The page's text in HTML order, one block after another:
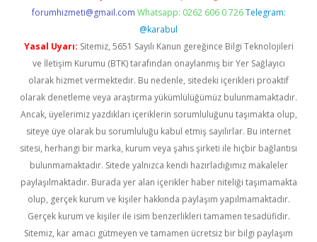
forumhizmeti@gmail.com Whatsapp: 0262 606 0 726 Telegram:
@karabul
Yasal Uyarı: Sitemiz, 5651 Sayılı Kanun gereğince Bilgi Teknolojileri
ve İletişim Kurumu (BTK) tarafından onaylanmış bir Yer Sağlayıcı
olarak hizmet vermektedir. Bu nedenle, sitedeki içerikleri proaktif
olarak denetleme veya araştırma yükümlülüğümüz bulunmamaktadır.
Ancak, üyelerimiz yazdıkları içeriklerin sorumluluğunu taşımakta olup,
siteye üye olarak bu sorumluluğu kabul etmiş sayılırlar. Bu internet
sitesi, herhangi bir marka, kurum veya şahıs şirketi ile hiçbir bağlantısı
bulunmamaktadır. Sitede yalnızca kendi hazırladığımız makaleler
paylaşılmaktadır. Burada yer alan içerikler haber niteliği taşımamakta
olup, gerçek kurum ve kişiler hakkında paylaşım yapılmamaktadır.
Gerçek kurum ve kişiler ile isim benzerlikleri tamamen tesadüfidir.
Sitemiz, kar amacı gütmeyen ve tamamen ücretsiz bir bilgi paylaşım